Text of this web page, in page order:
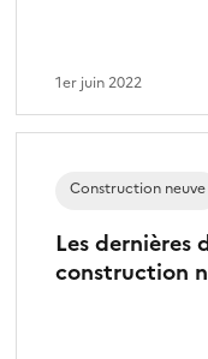
1er juin 2022
Les dernières
construction
Construction neuve